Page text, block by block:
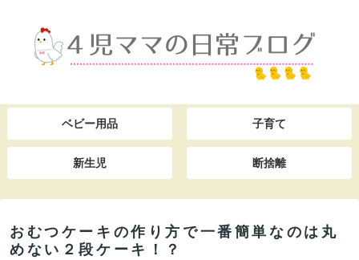
ベビー用品 子育て
新生児 断捨離
おむつケーキの作り方で一番簡単なのは丸
めない２段ケーキ！？